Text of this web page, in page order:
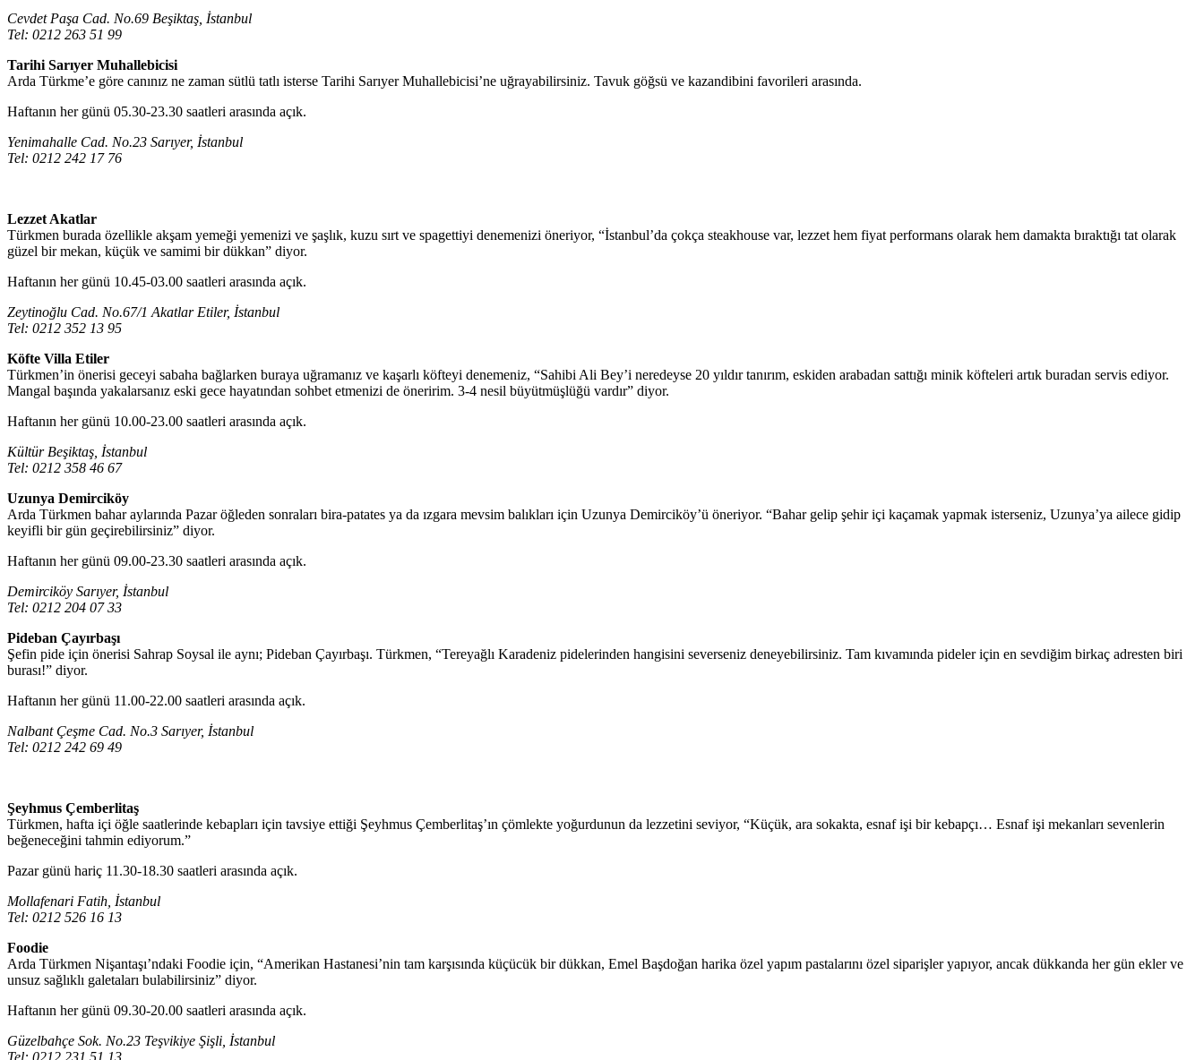
Cevdet Paşa Cad. No.69 Beşiktaş, İstanbul
Tel: 0212 263 51 99
Tarihi Sarıyer Muhallebicisi
Arda Türkme’e göre canınız ne zaman sütlü tatlı isterse Tarihi Sarıyer Muhallebicisi’ne uğrayabilirsiniz. Tavuk göğsü ve kazandibini favorileri arasında.
Haftanın her günü 05.30-23.30 saatleri arasında açık.
Yenimahalle Cad. No.23 Sarıyer, İstanbul
Tel: 0212 242 17 76
Lezzet Akatlar
Türkmen burada özellikle akşam yemeği yemenizi ve şaşlık, kuzu sırt ve spagettiyi denemenizi öneriyor, “İstanbul’da çokça steakhouse var, lezzet hem fiyat performans olarak hem damakta bıraktığı tat olarak
güzel bir mekan, küçük ve samimi bir dükkan” diyor.
Haftanın her günü 10.45-03.00 saatleri arasında açık.
Zeytinoğlu Cad. No.67/1 Akatlar Etiler, İstanbul
Tel: 0212 352 13 95
Köfte Villa Etiler
Türkmen’in önerisi geceyi sabaha bağlarken buraya uğramanız ve kaşarlı köfteyi denemeniz, “Sahibi Ali Bey’i neredeyse 20 yıldır tanırım, eskiden arabadan sattığı minik köfteleri artık buradan servis ediyor.
Mangal başında yakalarsanız eski gece hayatından sohbet etmenizi de öneririm. 3-4 nesil büyütmüşlüğü vardır” diyor.
Haftanın her günü 10.00-23.00 saatleri arasında açık.
Kültür Beşiktaş, İstanbul
Tel: 0212 358 46 67
Uzunya Demirciköy
Arda Türkmen bahar aylarında Pazar öğleden sonraları bira-patates ya da ızgara mevsim balıkları için Uzunya Demirciköy’ü öneriyor. “Bahar gelip şehir içi kaçamak yapmak isterseniz, Uzunya’ya ailece gidip
keyifli bir gün geçirebilirsiniz” diyor.
Haftanın her günü 09.00-23.30 saatleri arasında açık.
Demirciköy Sarıyer, İstanbul
Tel: 0212 204 07 33
Pideban Çayırbaşı
Şefin pide için önerisi Sahrap Soysal ile aynı; Pideban Çayırbaşı. Türkmen, “Tereyağlı Karadeniz pidelerinden hangisini severseniz deneyebilirsiniz. Tam kıvamında pideler için en sevdiğim birkaç adresten biri
burası!” diyor.
Haftanın her günü 11.00-22.00 saatleri arasında açık.
Nalbant Çeşme Cad. No.3 Sarıyer, İstanbul
Tel: 0212 242 69 49
Şeyhmus Çemberlitaş
Türkmen, hafta içi öğle saatlerinde kebapları için tavsiye ettiği Şeyhmus Çemberlitaş’ın çömlekte yoğurdunun da lezzetini seviyor, “Küçük, ara sokakta, esnaf işi bir kebapçı… Esnaf işi mekanları sevenlerin
beğeneceğini tahmin ediyorum.”
Pazar günü hariç 11.30-18.30 saatleri arasında açık.
Mollafenari Fatih, İstanbul
Tel: 0212 526 16 13
Foodie
Arda Türkmen Nişantaşı’ndaki Foodie için, “Amerikan Hastanesi’nin tam karşısında küçücük bir dükkan, Emel Başdoğan harika özel yapım pastalarını özel siparişler yapıyor, ancak dükkanda her gün ekler ve
unsuz sağlıklı galetaları bulabilirsiniz” diyor.
Haftanın her günü 09.30-20.00 saatleri arasında açık.
Güzelbahçe Sok. No.23 Teşvikiye Şişli, İstanbul
Tel: 0212 231 51 13